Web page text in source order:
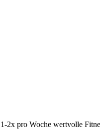
pro Woche wertvolle